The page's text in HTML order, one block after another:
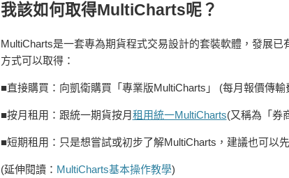
我該如何取得MultiCharts呢？​
MultiCharts是一套專為期貨程式交易設計的套裝軟體，發展
方式可以取得：
■直接購買：向凱衛購買「專業版MultiCharts」 (每月報價傳
■按月租用：跟統一期貨按月租用統一MultiCharts(又稱為「券
■短期租用：只是想嘗試或初步了解MultiCharts，建議也可以
(延伸閱讀： MultiCharts基本操作教學)